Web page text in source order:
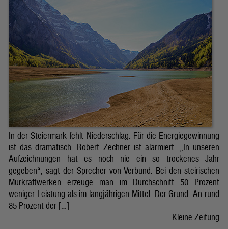
In der Steiermark fehlt Niederschlag. Für die Energiegewinnung
ist das dramatisch. Robert Zechner ist alarmiert. „In unseren
Aufzeichnungen hat es noch nie ein so trockenes Jahr
gegeben“, sagt der Sprecher von Verbund. Bei den steirischen
Murkraftwerken erzeuge man im Durchschnitt 50 Prozent
weniger Leistung als im langjährigen Mittel. Der Grund: An rund
85 Prozent der […]
Kleine Zeitung